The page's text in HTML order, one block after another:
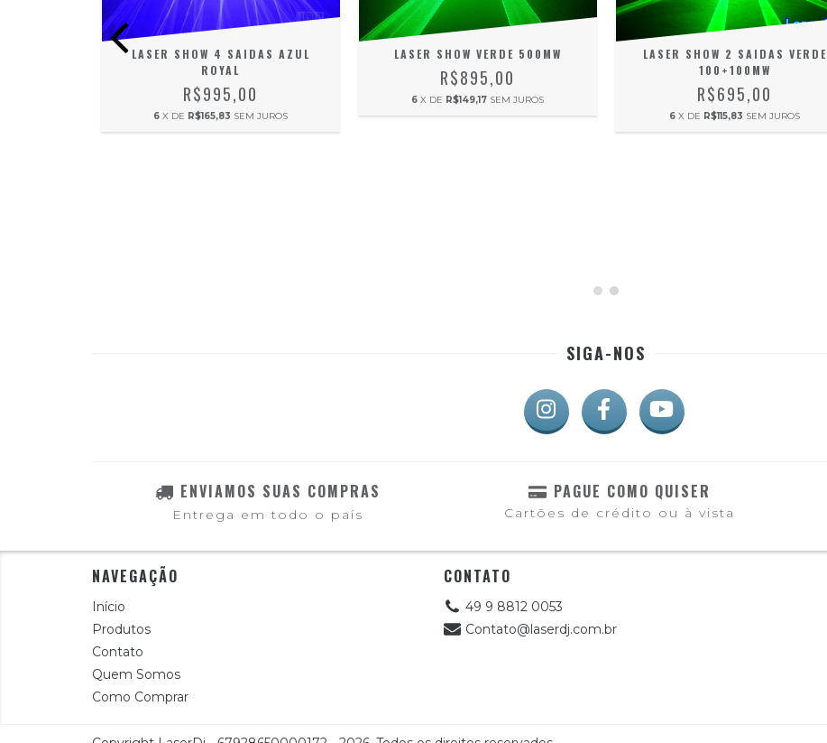
LASER SHOW 4 SAIDAS AZUL
ROYAL
R$995,00
6 X DE R$165,83 SEM JUROS
LASER SHOW VERDE 500MW
R$895,00
6 X DE R$149,17 SEM JUROS
LASER SHOW 2 SAIDAS VERDE
100+100MW
R$695,00
6 X DE R$115,83 SEM JUROS
SIGA-NOS
ENVIAMOS SUAS COMPRAS
Entrega em todo o país
PAGUE COMO QUISER
Cartões de crédito ou à vista
NAVEGAÇÃO
Início
Produtos
Contato
Quem Somos
Como Comprar
CONTATO
49 9 8812 0053
Contato@laserdj.com.br